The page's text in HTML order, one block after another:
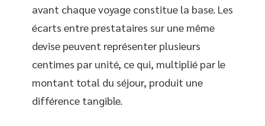
avant chaque voyage constitue la base. Les
écarts entre prestataires sur une même
devise peuvent représenter plusieurs
centimes par unité, ce qui, multiplié par le
montant total du séjour, produit une
différence tangible.